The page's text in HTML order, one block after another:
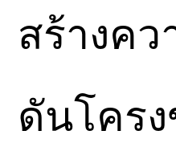
สร้างค
ดันโครง